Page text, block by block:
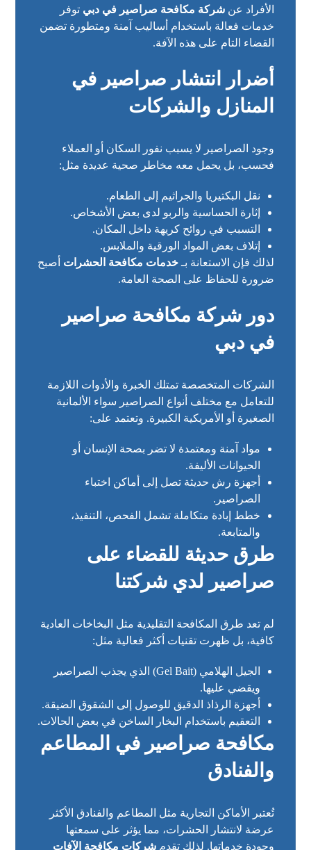
الأفراد عنشركة مكافحة صراصير في دبي توفر
خدمات فعالة باستخدام أساليب آمنة ومتطورة تضمن
القضاء التام على هذه الآفة.
أضرار انتشار صراصير في
المنازل والشركات
وجود الصراصير لا يسبب نفور السكان أو العملاء
فحسب، بل يحمل معه مخاطر صحية عديدة مثل:
نقل البكتيريا والجراثيم إلى الطعام.
إثارة الحساسية والربو لدى بعض الأشخاص.
التسبب في روائح كريهة داخل المكان.
إتلاف بعض المواد الورقية والملابس.
لذلك فإن الاستعانة بـخدمات مكافحة الحشرات أصبح
ضرورة للحفاظ على الصحة العامة.
دور شركة مكافحة صراصير
في دبي
الشركات المتخصصة تمتلك الخبرة والأدوات اللازمة
للتعامل مع مختلف أنواع الصراصير سواء الألمانية
الصغيرة أو الأمريكية الكبيرة. وتعتمد على:
مواد آمنة ومعتمدة لا تضر بصحة الإنسان أو
الحيوانات الأليفة.
أجهزة رش حديثة تصل إلى أماكن اختباء
الصراصير.
خطط إبادة متكاملة تشمل الفحص، التنفيذ،
والمتابعة.
طرق حديثة للقضاء على
صراصير لدي شركتنا
لم تعد طرق المكافحة التقليدية مثل البخاخات العادية
كافية، بل ظهرت تقنيات أكثر فعالية مثل:
الجيل الهلامي (Gel Bait) الذي يجذب الصراصير
ويقضي عليها.
أجهزة الرذاذ الدقيق للوصول إلى الشقوق الضيقة.
التعقيم باستخدام البخار الساخن في بعض الحالات.
مكافحة صراصير في المطاعم
والفنادق
تُعتبر الأماكن التجارية مثل المطاعم والفنادق الأكثر
عرضة لانتشار الحشرات، مما يؤثر على سمعتها
وجودة خدماتها. لذلك تقدمشركات مكافحة الآفات